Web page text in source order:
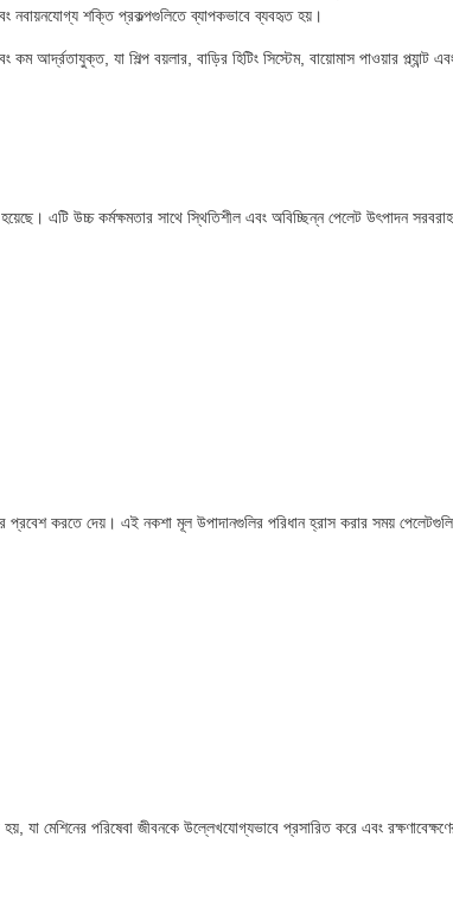
নবায়নযোগ্য শক্তি প্রকল্পগুলিতে ব্যাপকভাবে ব্যবহৃত হয়।
যা শিল্প বয়লার, বাড়ির হিটিং সিস্টেম, বায়োমাস পাওয়ার প্ল্যান্ট
এটি উচ্চ কর্মক্ষমতার সাথে স্থিতিশীল এবং অবিচ্ছিন্ন পেলেট উৎপাদন
প্রবেশ করতে দেয়। এই নকশা মূল উপাদানগুলির পরিধান হ্রাস করার সময়
যা মেশিনের পরিষেবা জীবনকে উল্লেখযোগ্যভাবে প্রসারিত করে এবং